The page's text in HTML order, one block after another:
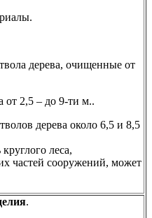
дерева, очищенные от
от 2,5 – до 9-ти м..
дерева около 6,5 и 8,5
леса,
частей сооружений, может
.